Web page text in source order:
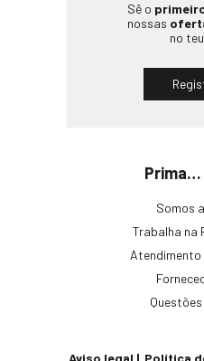
Prima…
Somos
Trabalha na
Atendimento
Sê o
nossas
no